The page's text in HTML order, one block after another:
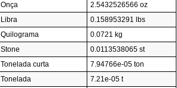
Onça
2.5432526566 oz
Libra
0.158953291 lbs
Quilograma
0.0721 kg
Stone
0.0113538065 st
Tonelada curta
7.94766e-05 ton
Tonelada
7.21e-05 t